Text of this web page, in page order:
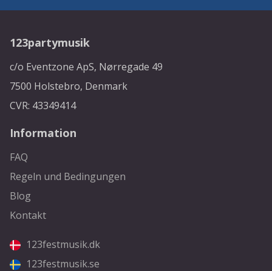
123partymusik
c/o Eventzone ApS, Nørregade 49
7500 Holstebro, Denmark
CVR: 43349414
Information
FAQ
Regeln und Bedingungen
Blog
Kontakt
123festmusik.dk
123festmusik.se